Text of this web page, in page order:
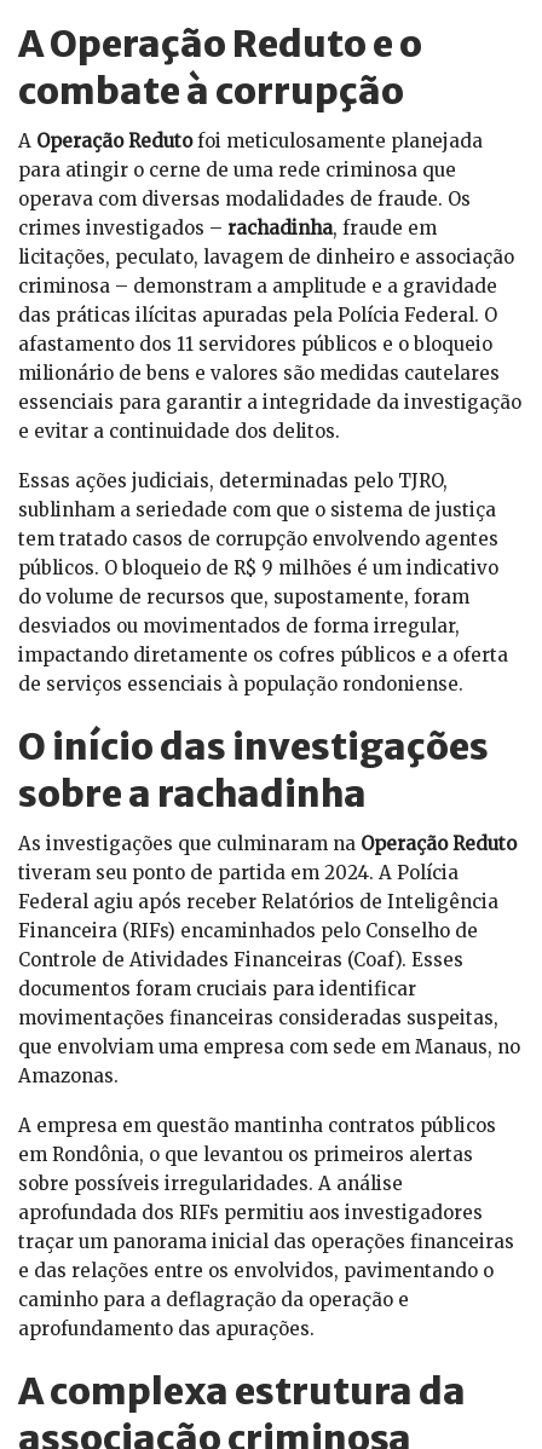
A Operação Reduto e o
combate à corrupção
A Operação Redutofoi meticulosamente planejada
para atingir o cerne de uma rede criminosa que
operava com diversas modalidades de fraude. Os
crimes investigados – rachadinha, fraude em
licitações, peculato, lavagem de dinheiro e associação
criminosa – demonstram a amplitude e a gravidade
das práticas ilícitas apuradas pela Polícia Federal. O
afastamento dos 11 servidores públicos e o bloqueio
milionário de bens e valores são medidas cautelares
essenciais para garantir a integridade da investigação
e evitar a continuidade dos delitos.
Essas ações judiciais, determinadas pelo TJRO,
sublinham a seriedade com que o sistema de justiça
tem tratado casos de corrupção envolvendo agentes
públicos. O bloqueio de R$ 9 milhões é um indicativo
do volume de recursos que, supostamente, foram
desviados ou movimentados de forma irregular,
impactando diretamente os cofres públicos e a oferta
de serviços essenciais à população rondoniense.
O início das investigações
sobre a rachadinha
As investigações que culminaram na Operação Reduto
tiveram seu ponto de partida em 2024. A Polícia
Federal agiu após receber Relatórios de Inteligência
Financeira (RIFs) encaminhados pelo Conselho de
Controle de Atividades Financeiras (Coaf). Esses
documentos foram cruciais para identificar
movimentações financeiras consideradas suspeitas,
que envolviam uma empresa com sede em Manaus, no
Amazonas.
A empresa em questão mantinha contratos públicos
em Rondônia, o que levantou os primeiros alertas
sobre possíveis irregularidades. A análise
aprofundada dos RIFs permitiu aos investigadores
traçar um panorama inicial das operações financeiras
e das relações entre os envolvidos, pavimentando o
caminho para a deflagração da operação e
aprofundamento das apurações.
A complexa estrutura da
associação criminosa